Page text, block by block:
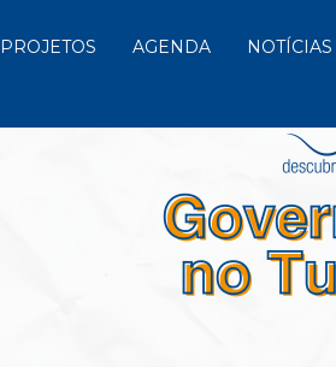
PROJETOS AGENDA NOTÍCIAS